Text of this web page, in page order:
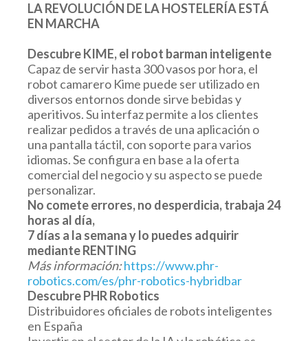
LA REVOLUCIÓN DE LA HOSTELERÍA ESTÁ
EN MARCHA
Descubre KIME, el robot barman inteligente
Capaz de servir hasta 300 vasos por hora, el
robot camarero Kime puede ser utilizado en
diversos entornos donde sirve bebidas y
aperitivos. Su interfaz permite a los clientes
realizar pedidos a través de una aplicación o
una pantalla táctil, con soporte para varios
idiomas. Se configura en base a la oferta
comercial del negocio y su aspecto se puede
personalizar.
No comete errores, no desperdicia, trabaja 24
horas al día,
7 días a la semana y lo puedes adquirir
mediante RENTING
Más información:https://www.phr-
robotics.com/es/phr-robotics-hybridbar
Descubre PHR Robotics
Distribuidores oficiales de robots inteligentes
en España